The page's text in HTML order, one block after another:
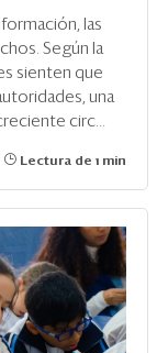
las
Según la
sienten que
una
circ...
Lectura de 1 min